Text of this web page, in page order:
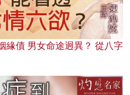
緣債 男女命途迥異？ 從八字